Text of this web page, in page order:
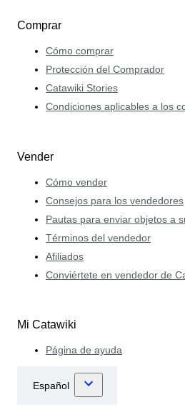
Comprar
Cómo comprar
Protección del Comprador
Catawiki Stories
Condiciones aplicables a los
Vender
Cómo vender
Consejos para los vendedores
Pautas para enviar objetos a
Términos del vendedor
Afiliados
Conviértete en vendedor de
Mi Catawiki
Página de ayuda